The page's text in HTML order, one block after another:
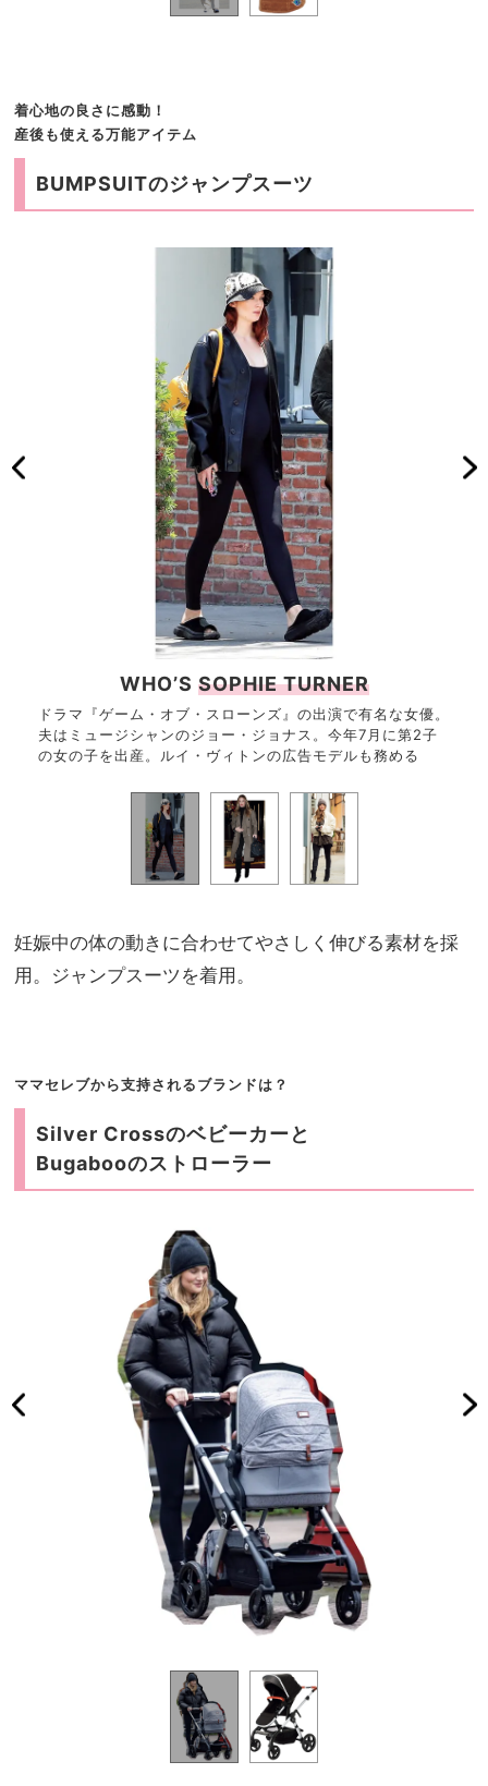
着心地の良さに感動！
産後も使える万能アイテム
BUMPSUITのジャンプスーツ
WHO’S SOPHIE TURNER
ドラマ『ゲーム・オブ・スローンズ』の出演で有名な女優。
夫はミュージシャンのジョー・ジョナス。今年7月に第2子
の女の子を出産。ルイ・ヴィトンの広告モデルも務める
妊娠中の体の動きに合わせてやさしく伸びる素材を採
用。ジャンプスーツを着用。
ママセレブから支持されるブランドは？
Silver Crossのベビーカーと
Bugabooのストローラー